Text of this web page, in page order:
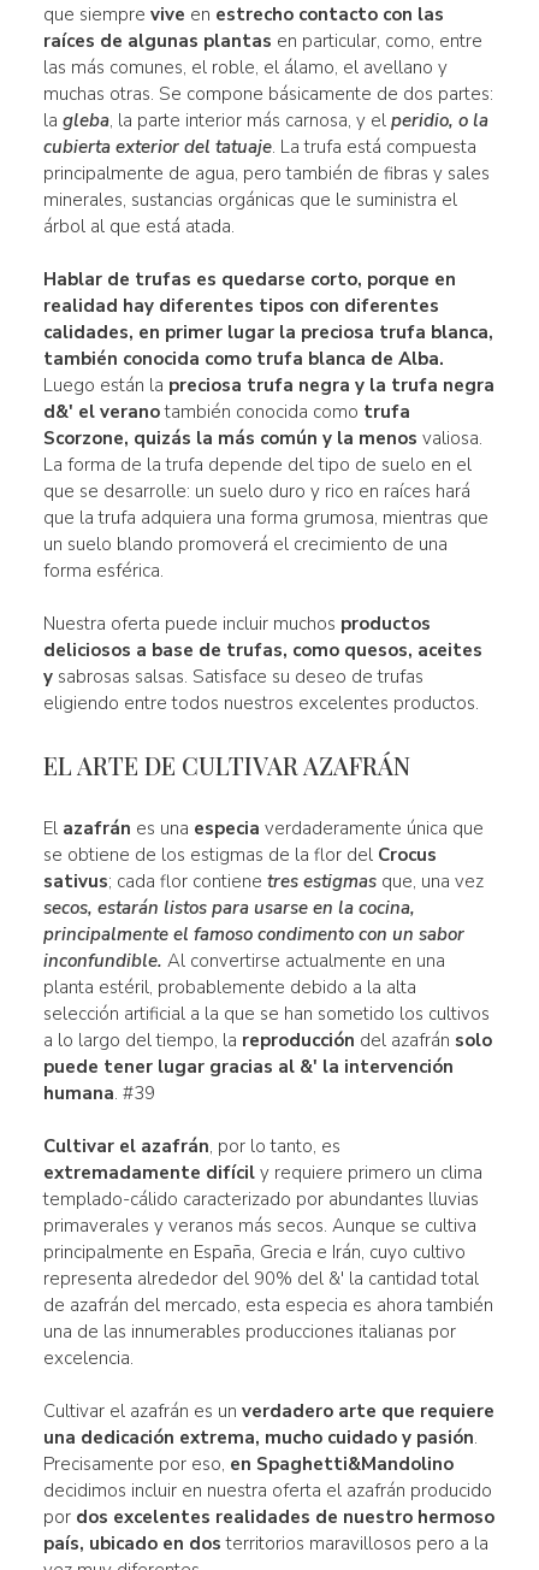
que siempre vive en estrecho contacto con las
raíces de algunas plantas en particular, como, entre
las más comunes, el roble, el álamo, el avellano y
muchas otras. Se compone básicamente de dos partes:
la gleba, la parte interior más carnosa, y el peridio, o la
cubierta exterior del tatuaje. La trufa está compuesta
principalmente de agua, pero también de fibras y sales
minerales, sustancias orgánicas que le suministra el
árbol al que está atada.
Hablar de trufas es quedarse corto, porque en
realidad hay diferentes tipos con diferentes
calidades, en primer lugar la preciosa trufa blanca,
también conocida como trufa blanca de Alba.
Luego están la preciosa trufa negra y la trufa negra
d&' el veranotambién conocida como trufa
Scorzone, quizás la más común y la menos valiosa.
La forma de la trufa depende del tipo de suelo en el
que se desarrolle: un suelo duro y rico en raíces hará
que la trufa adquiera una forma grumosa, mientras que
un suelo blando promoverá el crecimiento de una
forma esférica.
Nuestra oferta puede incluir muchos productos
deliciosos a base de trufas, como quesos, aceites
ysabrosas salsas. Satisface su deseo de trufas
eligiendo entre todos nuestros excelentes productos.
EL ARTE DE CULTIVAR AZAFRÁN
El azafrán es una especia verdaderamente única que
se obtiene de los estigmas de la flor del Crocus
sativus; cada flor contiene tres estigmasque, una vez
secos, estarán listos para usarse en la cocina,
principalmente el famoso condimento con un sabor
inconfundible. Al convertirse actualmente en una
planta estéril, probablemente debido a la alta
selección artificial a la que se han sometido los cultivos
a lo largo del tiempo, la reproducción del azafrán solo
puede tener lugar gracias al &' la intervención
humana. #39
Cultivar el azafrán, por lo tanto, es
extremadamente difícily requiere primero un clima
templado-cálido caracterizado por abundantes lluvias
primaverales y veranos más secos. Aunque se cultiva
principalmente en España, Grecia e Irán, cuyo cultivo
representa alrededor del 90% del &' la cantidad total
de azafrán del mercado, esta especia es ahora también
una de las innumerables producciones italianas por
excelencia.
Cultivar el azafrán es un verdadero arte que requiere
una dedicación extrema, mucho cuidado y pasión.
Precisamente por eso, en Spaghetti&Mandolino
decidimos incluir en nuestra oferta el azafrán producido
por dos excelentes realidades de nuestro hermoso
país, ubicado en dos territorios maravillosos pero a la